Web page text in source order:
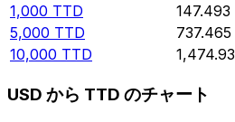
1,000 TTD 147.493
5,000 TTD 737.465
10,000 TTD 1,474.93
USD から TTD のチャート